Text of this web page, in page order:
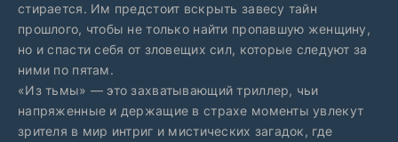
стирается. Им предстоит вскрыть завесу тайн
прошлого, чтобы не только найти пропавшую женщину,
но и спасти себя от зловещих сил, которые следуют за
ними по пятам.
«Из тьмы» — это захватывающий триллер, чьи
напряженные и держащие в страхе моменты увлекут
зрителя в мир интриг и мистических загадок, где